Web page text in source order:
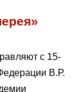
с 15-
В.Р.